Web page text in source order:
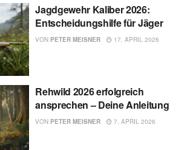
Jagdgewehr Kaliber 2026:
Entscheidungshilfe für Jäger
VON PETER MEISNER 17. APRIL 2026
Rehwild 2026 erfolgreich
ansprechen – Deine Anleitung
VON PETER MEISNER 7. APRIL 2026